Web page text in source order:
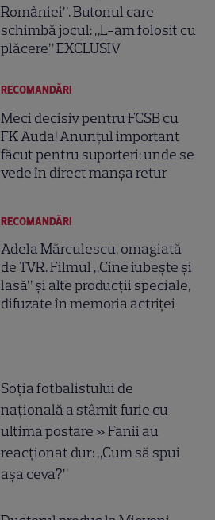
României”. Butonul care
schimbă jocul: „L-am folosit cu
plăcere” EXCLUSIV
RECOMANDĂRI
Meci decisiv pentru FCSB cu
FK Auda! Anunțul important
făcut pentru suporteri: unde se
vede în direct manșa retur
RECOMANDĂRI
Adela Mărculescu, omagiată
de TVR. Filmul „Cine iubește și
lasă” și alte producții speciale,
difuzate în memoria actriței
Soția fotbalistului de
națională a stârnit furie cu
ultima postare » Fanii au
reacționat dur: „Cum să spui
așa ceva?”